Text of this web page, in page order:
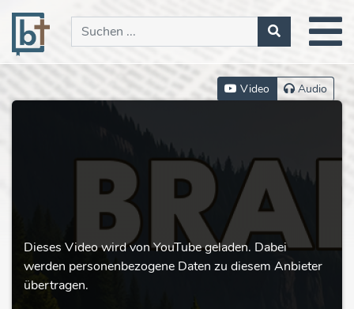
Video Audio
Dieses Video wird von YouTube geladen. Dabei
werden personenbezogene Daten zu diesem Anbieter
übertragen.